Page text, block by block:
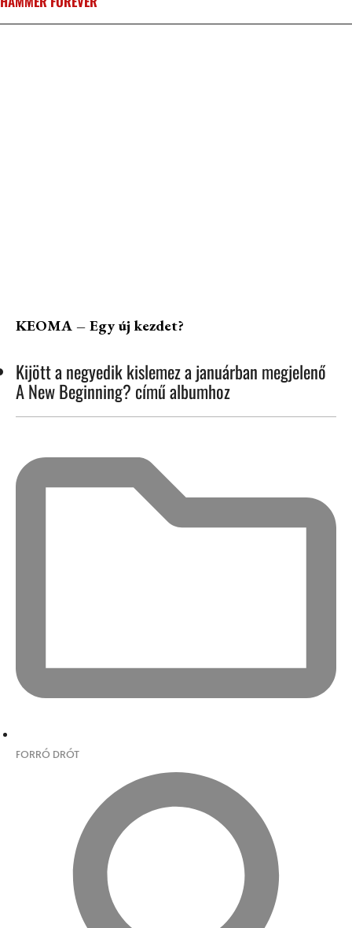
KEOMA – Egy új kezdet?
Kijött a negyedik kislemez a januárban megjelenő
A New Beginning? című albumhoz
FORRÓ DRÓT